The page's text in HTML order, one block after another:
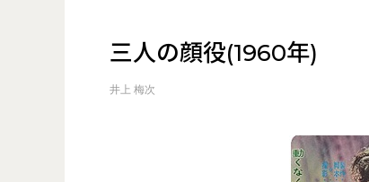
三人の顔役(1960年)
井上 梅次